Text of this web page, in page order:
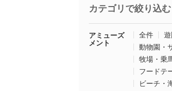
カテゴリで絞り込む
アミューズ
メント
全件
動物園・
牧場・乗
フードテ
ビーチ・